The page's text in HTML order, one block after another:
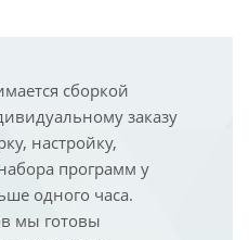
сборкой
заказу
настройку,
программ у
одного часа.
мы готовы